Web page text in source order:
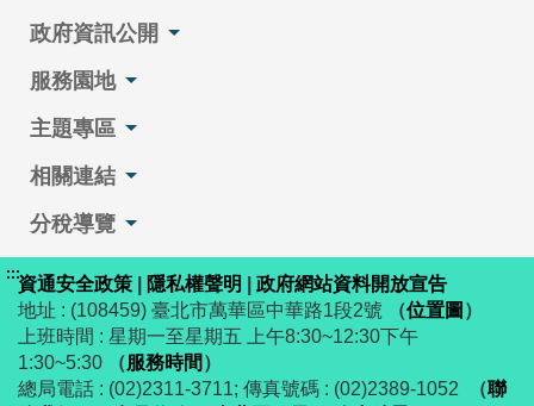
政府資訊公開
服務園地
主題專區
相關連結
分稅導覽
:::資通安全政策 隱私權聲明
政府網站資料開放宣告
地址 : (108459) 臺北市萬華區中華路1段2號
（位置圖 ）
上班時間 : 星期一至星期五 上午8:30~12:30下午
1:30~5:30
（服務時間 ）
總局電話 : (02)2311-3711; 傳真號碼 : (02)2389-1052
（聯